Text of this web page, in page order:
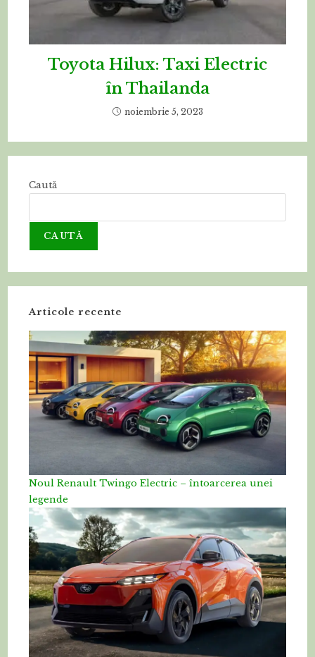
Toyota Hilux: Taxi Electric
în Thailanda
noiembrie 5, 2023
Caută
CAUTĂ
Articole recente
Noul Renault Twingo Electric – întoarcerea unei
legende